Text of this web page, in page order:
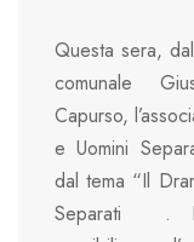
Questa sera,
comunale
Capurso,
e Uomini
dal tema “Il
Separati .